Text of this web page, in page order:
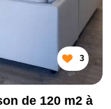
3
de 120 m2 à